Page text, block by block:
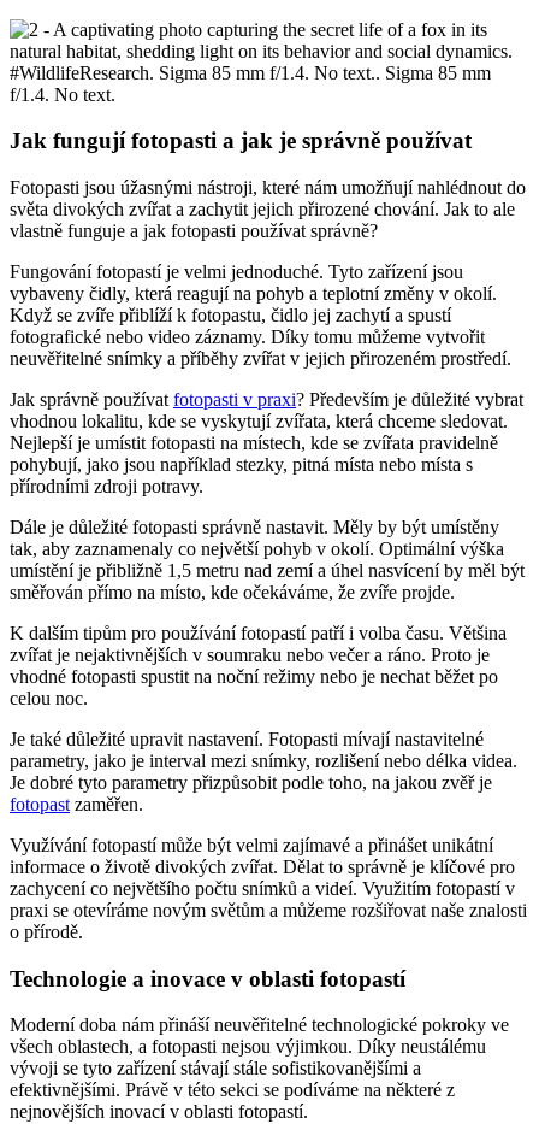
Jak fungují fotopasti a jak je správně používat
Fotopasti jsou úžasnými nástroji, které nám umožňují nahlédnout do
světa divokých zvířat a zachytit jejich přirozené chování. Jak to ale
vlastně funguje a jak fotopasti používat správně?
Fungování fotopastí je velmi jednoduché. Tyto zařízení jsou
vybaveny čidly, která reagují na pohyb a teplotní změny v okolí.
Když se zvíře přiblíží k fotopastu, čidlo jej zachytí a spustí
fotografické nebo video záznamy. Díky tomu můžeme vytvořit
neuvěřitelné snímky a příběhy zvířat v jejich přirozeném prostředí.
Jak správně používat fotopasti v praxi? Především je důležité vybrat
vhodnou lokalitu, kde se vyskytují zvířata, která chceme sledovat.
Nejlepší je umístit fotopasti na místech, kde se zvířata pravidelně
pohybují, jako jsou například stezky, pitná místa nebo místa s
přírodními zdroji potravy.
Dále je důležité fotopasti správně nastavit. Měly by být umístěny
tak, aby zaznamenaly co největší pohyb v okolí. Optimální výška
umístění je přibližně 1,5 metru nad zemí a úhel nasvícení by měl být
směřován přímo na místo, kde očekáváme, že zvíře projde.
K dalším tipům pro používání fotopastí patří i volba času. Většina
zvířat je nejaktivnějších v soumraku nebo večer a ráno. Proto je
vhodné fotopasti spustit na noční režimy nebo je nechat běžet po
celou noc.
Je také důležité upravit nastavení. Fotopasti mívají nastavitelné
parametry, jako je interval mezi snímky, rozlišení nebo délka videa.
Je dobré tyto parametry přizpůsobit podle toho, na jakou zvěř je
fotopast zaměřen.
Využívání fotopastí může být velmi zajímavé a přinášet unikátní
informace o životě divokých zvířat. Dělat to správně je klíčové pro
zachycení co největšího počtu snímků a videí. Využitím fotopastí v
praxi se otevíráme novým světům a můžeme rozšiřovat naše znalosti
o přírodě.
Technologie a inovace v oblasti fotopastí
Moderní doba nám přináší neuvěřitelné technologické pokroky ve
všech oblastech, a fotopasti nejsou výjimkou. Díky neustálému
vývoji se tyto zařízení stávají stále sofistikovanějšími a
efektivnějšími. Právě v této sekci se podíváme na některé z
nejnovějších inovací v oblasti fotopastí.